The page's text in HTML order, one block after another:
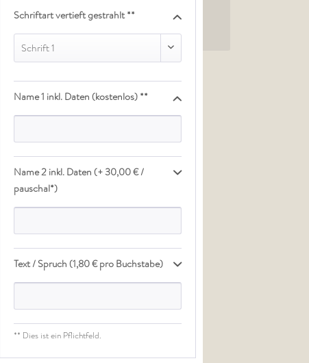
Schriftart vertieft gestrahlt **
Schrift 1
Name 1 inkl. Daten (kostenlos) **
Name 2 inkl. Daten (+ 30,00 € /
pauschal*)
Text / Spruch (1,80 € pro Buchstabe)
** Dies ist ein Pflichtfeld.